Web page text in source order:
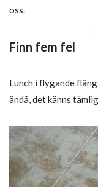
oss.
Finn fem fel
Lunch i flygande
ändå, det känns